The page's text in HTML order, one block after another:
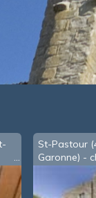
St-Pastour
Garonne) -